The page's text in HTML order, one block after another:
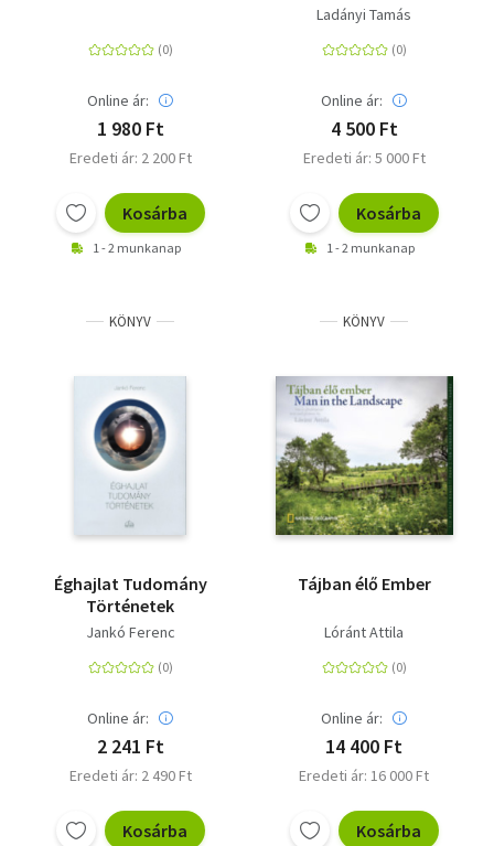
Online ár:
1 980 Ft
Eredeti ár: 2 200 Ft
Kosárba
1 - 2 munkanap
Ladányi Tamás
Online ár:
4 500 Ft
Eredeti ár: 5 000 Ft
Kosárba
1 - 2 munkanap
KÖNYV
Éghajlat Tudomány
Történetek
Jankó Ferenc
Online ár:
2 241 Ft
Eredeti ár: 2 490 Ft
Kosárba
KÖNYV
Tájban élő Ember
Lóránt Attila
Online ár:
14 400 Ft
Eredeti ár: 16 000 Ft
Kosárba